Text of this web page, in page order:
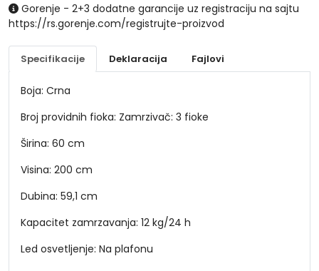
Gorenje - 2+3 dodatne garancije uz registraciju na sajtu
https://rs.gorenje.com/registrujte-proizvod
Specifikacije Deklaracija Fajlovi
Boja: Crna
Broj providnih fioka: Zamrzivač: 3 fioke
Širina: 60 cm
Visina: 200 cm
Dubina: 59,1 cm
Kapacitet zamrzavanja: 12 kg/24 h
Led osvetljenje: Na plafonu